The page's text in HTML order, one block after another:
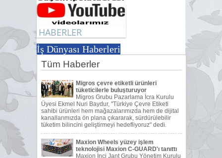
HABERLER
İş Dünyası Haberleri